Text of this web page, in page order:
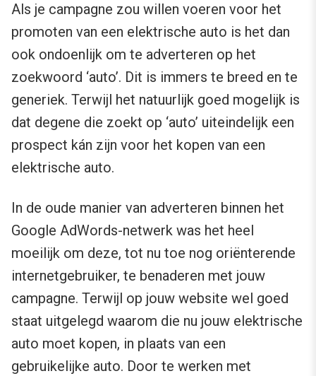
Als je campagne zou willen voeren voor het
promoten van een elektrische auto is het dan
ook ondoenlijk om te adverteren op het
zoekwoord ‘auto’. Dit is immers te breed en te
generiek. Terwijl het natuurlijk goed mogelijk is
dat degene die zoekt op ‘auto’ uiteindelijk een
prospect kán zijn voor het kopen van een
elektrische auto.
In de oude manier van adverteren binnen het
Google AdWords-netwerk was het heel
moeilijk om deze, tot nu toe nog oriënterende
internetgebruiker, te benaderen met jouw
campagne. Terwijl op jouw website wel goed
staat uitgelegd waarom die nu jouw elektrische
auto moet kopen, in plaats van een
gebruikelijke auto. Door te werken met